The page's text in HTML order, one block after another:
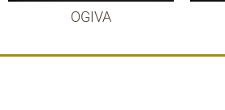
OGIVA